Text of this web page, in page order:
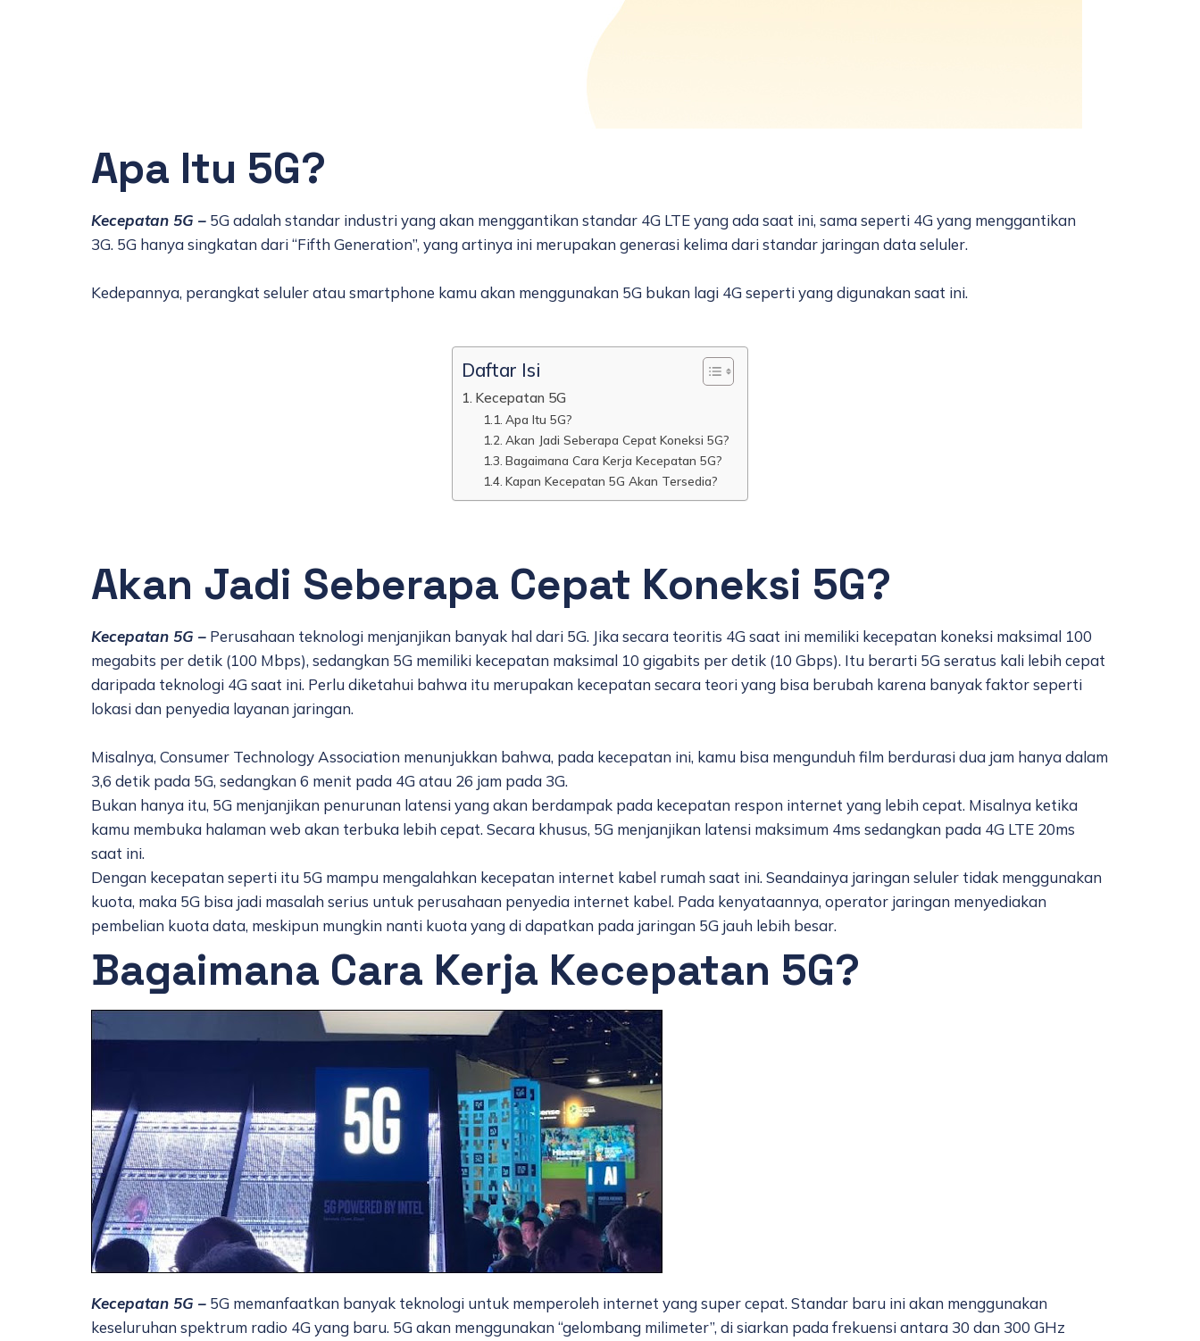
Apa Itu 5G?
Kecepatan 5G – 5G adalah standar industri yang akan menggantikan standar 4G LTE yang ada saat ini, sama seperti 4G yang menggantikan
3G. 5G hanya singkatan dari “Fifth Generation”, yang artinya ini merupakan generasi kelima dari standar jaringan data seluler.
Kedepannya, perangkat seluler atau smartphone kamu akan menggunakan 5G bukan lagi 4G seperti yang digunakan saat ini.
Daftar Isi
Kecepatan 5G
Apa Itu 5G?
Akan Jadi Seberapa Cepat Koneksi 5G?
Bagaimana Cara Kerja Kecepatan 5G?
Kapan Kecepatan 5G Akan Tersedia?
Akan Jadi Seberapa Cepat Koneksi 5G?
Kecepatan 5G – Perusahaan teknologi menjanjikan banyak hal dari 5G. Jika secara teoritis 4G saat ini memiliki kecepatan koneksi maksimal 100
megabits per detik (100 Mbps), sedangkan 5G memiliki kecepatan maksimal 10 gigabits per detik (10 Gbps). Itu berarti 5G seratus kali lebih cepat
daripada teknologi 4G saat ini. Perlu diketahui bahwa itu merupakan kecepatan secara teori yang bisa berubah karena banyak faktor seperti
lokasi dan penyedia layanan jaringan.
Misalnya, Consumer Technology Association menunjukkan bahwa, pada kecepatan ini, kamu bisa mengunduh film berdurasi dua jam hanya dalam
3,6 detik pada 5G, sedangkan 6 menit pada 4G atau 26 jam pada 3G.
Bukan hanya itu, 5G menjanjikan penurunan latensi yang akan berdampak pada kecepatan respon internet yang lebih cepat. Misalnya ketika
kamu membuka halaman web akan terbuka lebih cepat. Secara khusus, 5G menjanjikan latensi maksimum 4ms sedangkan pada 4G LTE 20ms
saat ini.
Dengan kecepatan seperti itu 5G mampu mengalahkan kecepatan internet kabel rumah saat ini. Seandainya jaringan seluler tidak menggunakan
kuota, maka 5G bisa jadi masalah serius untuk perusahaan penyedia internet kabel. Pada kenyataannya, operator jaringan menyediakan
pembelian kuota data, meskipun mungkin nanti kuota yang di dapatkan pada jaringan 5G jauh lebih besar.
Bagaimana Cara Kerja Kecepatan 5G?
Kecepatan 5G – 5G memanfaatkan banyak teknologi untuk memperoleh internet yang super cepat. Standar baru ini akan menggunakan
keseluruhan spektrum radio 4G yang baru. 5G akan menggunakan “gelombang milimeter”, di siarkan pada frekuensi antara 30 dan 300 GHz